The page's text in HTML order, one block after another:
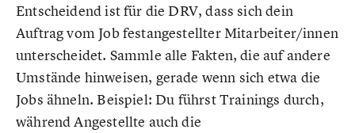
Entscheidend ist für die DRV, dass sich dein
Auftrag vom Job festangestellter Mitarbeiter/innen
unterscheidet. Sammle alle Fakten, die auf andere
Umstände hinweisen, gerade wenn sich etwa die
Jobs ähneln. Beispiel: Du führst Trainings durch,
während Angestellte auch die